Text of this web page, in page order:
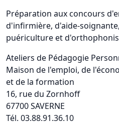
Préparation aux concours
d'infirmière, d'aide-
puériculture et
Ateliers de Pédagogie
Maison de l'emploi, de
et de la formation
16, rue du Zornhoff
67700 SAVERNE
Tél. 03.88.91.36.10